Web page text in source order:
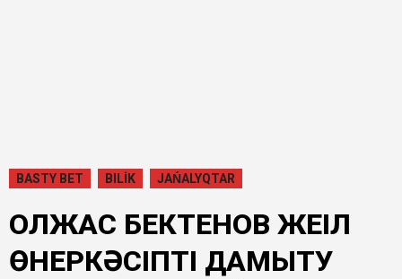
BASTY BET BILİK JAŃALYQTAR
ОЛЖАС БЕКТЕНОВ ЖЕҢІЛ
ӨНЕРКӘСІПТІ ДАМЫТУ